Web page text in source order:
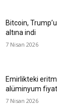
Bitcoin,
altına indi
7 Nisan 2026
Emirlikteki
alüminyum
7 Nisan 2026